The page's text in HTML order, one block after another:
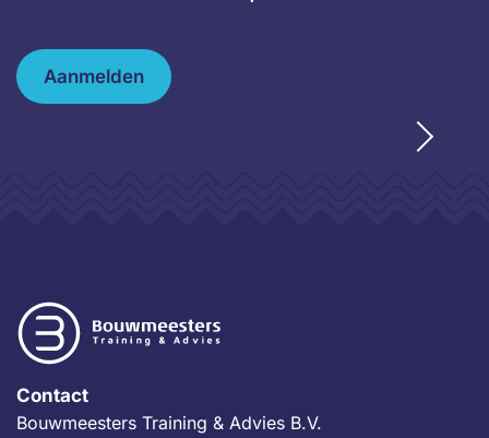
Aanmelden
Contact
Bouwmeesters Training & Advies B.V.